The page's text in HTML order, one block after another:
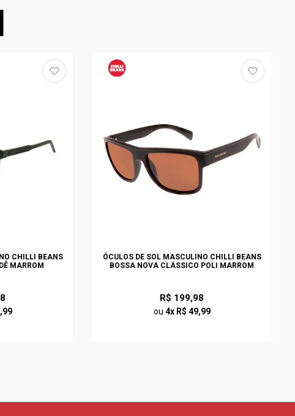
CHILLI BEANS
MARROM
ÓCULOS DE SOL MASCULINO CHILLI BEANS
BOSSA NOVA CLÁSSICO POLI MARROM
R$ 199,98
ou 4x R$ 49,99